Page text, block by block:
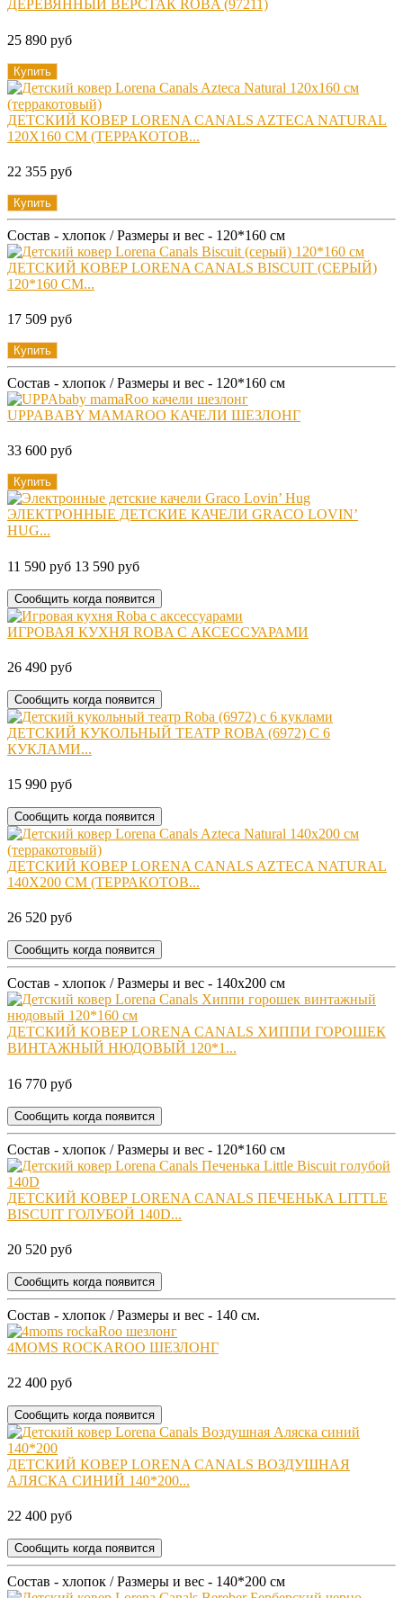
ДЕРЕВЯННЫЙ ВЕРСТАК ROBA (97211)
25 890 руб
Купить
ДЕТСКИЙ КОВЕР LORENA CANALS AZTECA NATURAL
120X160 СМ (ТЕРРАКОТОВ...
22 355 руб
Купить
Состав - хлопок / Размеры и вес - 120*160 см
ДЕТСКИЙ КОВЕР LORENA CANALS BISCUIT (СЕРЫЙ)
120*160 СМ...
17 509 руб
Купить
Состав - хлопок / Размеры и вес - 120*160 см
UPPABABY MAMAROO КАЧЕЛИ ШЕЗЛОНГ
33 600 руб
Купить
ЭЛЕКТРОННЫЕ ДЕТСКИЕ КАЧЕЛИ GRACO LOVIN’
HUG...
11 590 руб 13 590 руб
Сообщить когда появится
ИГРОВАЯ КУХНЯ ROBA С АКСЕССУАРАМИ
26 490 руб
Сообщить когда появится
ДЕТСКИЙ КУКОЛЬНЫЙ ТЕАТР ROBA (6972) С 6
КУКЛАМИ...
15 990 руб
Сообщить когда появится
ДЕТСКИЙ КОВЕР LORENA CANALS AZTECA NATURAL
140X200 СМ (ТЕРРАКОТОВ...
26 520 руб
Сообщить когда появится
Состав - хлопок / Размеры и вес - 140x200 см
ДЕТСКИЙ КОВЕР LORENA CANALS ХИППИ ГОРОШЕК
ВИНТАЖНЫЙ НЮДОВЫЙ 120*1...
16 770 руб
Сообщить когда появится
Состав - хлопок / Размеры и вес - 120*160 см
ДЕТСКИЙ КОВЕР LORENA CANALS ПЕЧЕНЬКА LITTLE
BISCUIT ГОЛУБОЙ 140D...
20 520 руб
Сообщить когда появится
Состав - хлопок / Размеры и вес - 140 см.
4MOMS ROCKAROO ШЕЗЛОНГ
22 400 руб
Сообщить когда появится
ДЕТСКИЙ КОВЕР LORENA CANALS ВОЗДУШНАЯ
АЛЯСКА СИНИЙ 140*200...
22 400 руб
Сообщить когда появится
Состав - хлопок / Размеры и вес - 140*200 см